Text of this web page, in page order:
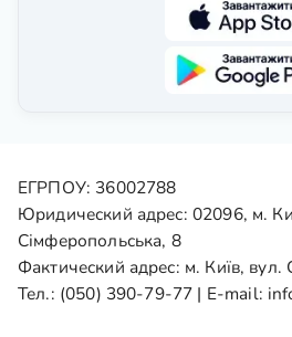
ЕГРПОУ: 36002788
Юридический адрес: 02096, м.
Сімферопольська, 8
Фактический адрес: м. Київ, вул.
Тел.: (050) 390-79-77 | E-mail: